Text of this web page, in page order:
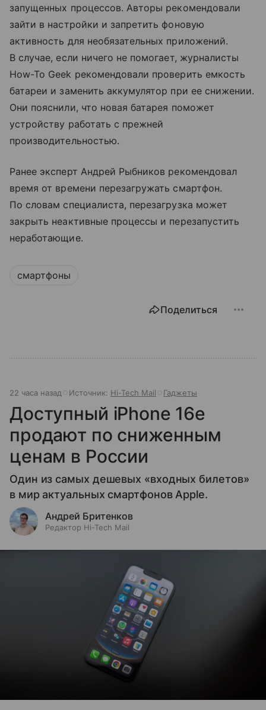
запущенных процессов. Авторы рекомендовали
зайти в настройки и запретить фоновую
активность для необязательных приложений.
В случае, если ничего не помогает, журналисты
How-To Geek рекомендовали проверить емкость
батареи и заменить аккумулятор при ее снижении.
Они пояснили, что новая батарея поможет
устройству работать с прежней
производительностью.
Ранее эксперт Андрей Рыбников рекомендовал
время от времени перезагружать смартфон.
По словам специалиста, перезагрузка может
закрыть неактивные процессы и перезапустить
неработающие.
смартфоны
Поделиться
22 часа назад Источник: Hi-Tech Mail Гаджеты
Доступный iPhone 16e
продают по сниженным
ценам в России
Один из самых дешевых «входных билетов»
в мир актуальных смартфонов Apple.
Андрей Бритенков
Редактор Hi-Tech Mail